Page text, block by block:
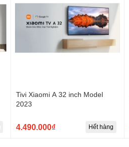
Tivi Xiaomi A 32 inch Model
2023
4.490.000₫ Hết hàng